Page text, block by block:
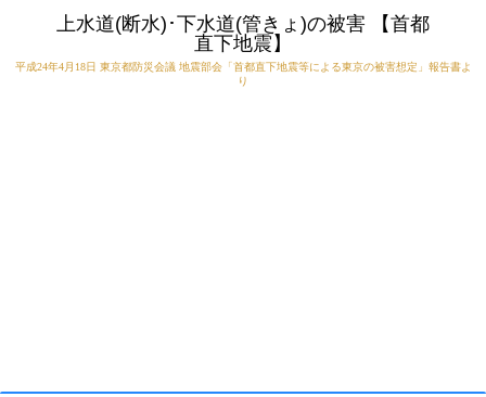
上水道(断水)･下水道(管きょ)の被害 【首都
直下地震】
平成24年4月18日 東京都防災会議 地震部会「首都直下地震等による東京の被害想定」報告書よ
り